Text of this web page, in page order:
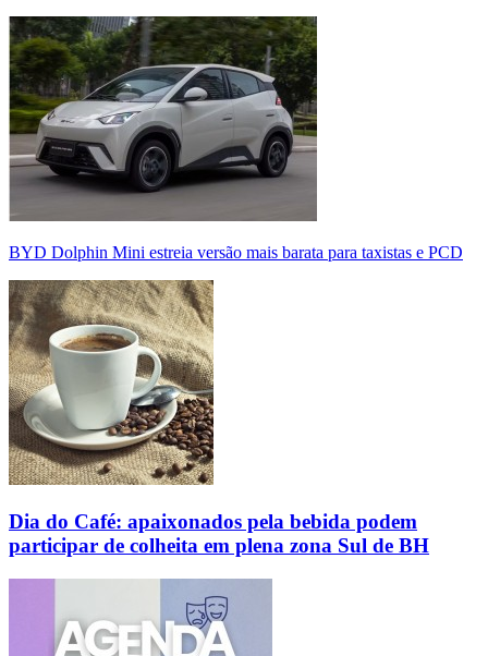
BYD Dolphin Mini estreia versão mais barata para taxistas e PCD
Dia do Café: apaixonados pela bebida podem
participar de colheita em plena zona Sul de BH